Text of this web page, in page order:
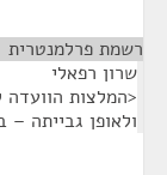
רשמת פרלמנטרית
שרון רפאלי
<המלצות הוועדה
ולאופן גבייתה – בהתאם